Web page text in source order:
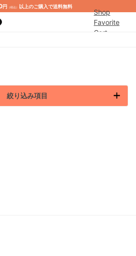
円 （税込） 以上のご購入で送料無料
Shop
Favorite
Cart
絞り込み項目